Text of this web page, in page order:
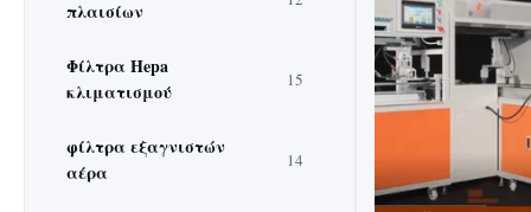
πλαισίων
Φίλτρα Hepa
κλιματισμού
15
φίλτρα εξαγνιστών
αέρα
14